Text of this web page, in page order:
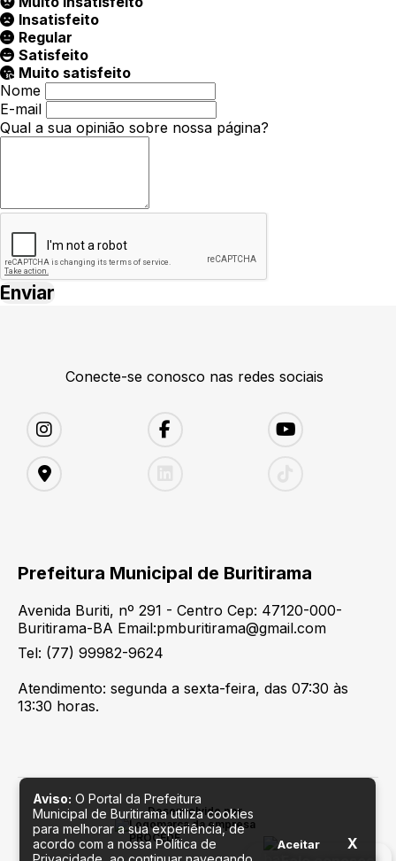
Insatisfeito
Regular
Satisfeito
Muito satisfeito
Nome
E-mail
Qual a sua opinião sobre nossa página?
Conecte-se conosco nas redes sociais
Prefeitura Municipal de Buritirama
Avenida Buriti, nº 291 - Centro Cep: 47120-000-
Buritirama-BA Email:pmburitirama@gmail.com
Tel: (77) 99982-9624
Atendimento: segunda a sexta-feira, das 07:30 às
13:30 horas.
Desenvolvido por
Aviso: O Portal da Prefeitura
Municipal de Buritirama utiliza cookies
para melhorar a sua experiência, de
acordo com a nossa Política de
Aceitar X